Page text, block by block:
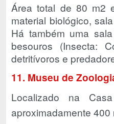
Área total de 80 m2
material biológico,
Há também uma
besouros (Insecta:
detritívoros e
11. Museu de
Localizado na
aproximadamente 400